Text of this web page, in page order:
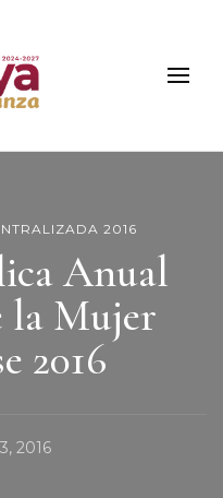
2016
Anual
Mujer
2016
2016